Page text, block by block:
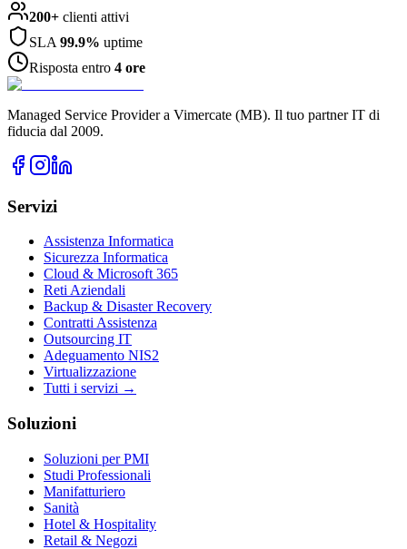
200+ clienti attivi
SLA 99.9% uptime
Risposta entro 4 ore
Managed Service Provider a Vimercate (MB). Il tuo partner IT di
fiducia dal 2009.
Servizi
Assistenza Informatica
Sicurezza Informatica
Cloud & Microsoft 365
Reti Aziendali
Backup & Disaster Recovery
Contratti Assistenza
Outsourcing IT
Adeguamento NIS2
Virtualizzazione
Tutti i servizi →
Soluzioni
Soluzioni per PMI
Studi Professionali
Manifatturiero
Sanità
Hotel & Hospitality
Retail & Negozi